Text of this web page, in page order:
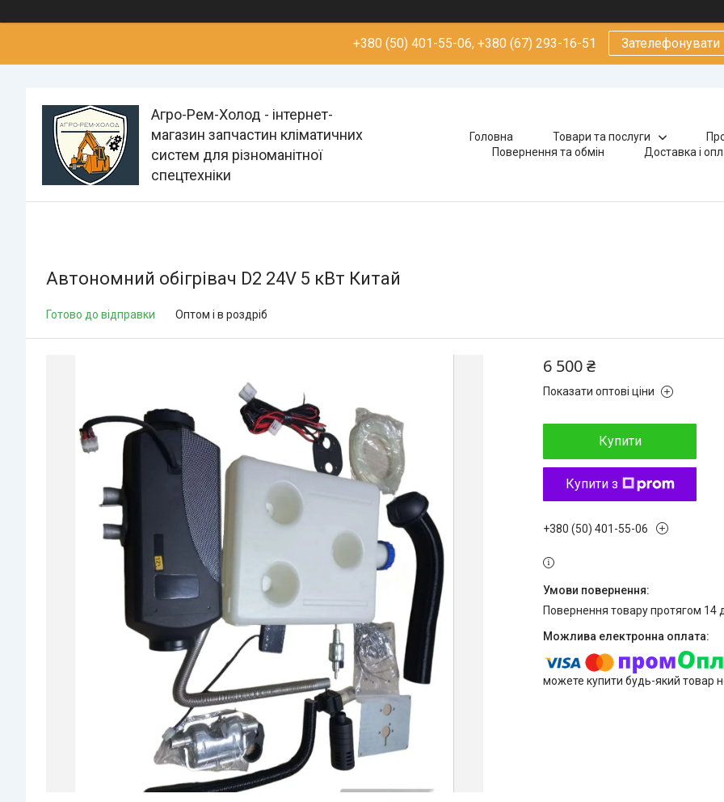
+380 (50) 401-55-06, +380 (67) 293-16-51 Зателефонувати
Агро-Рем-Холод - інтернет-
магазин запчастин кліматичних
систем для різноманітної
спецтехніки
Головна Товари та послуги
Повернення та обмін
Доставка і
Автономний обігрівач D2 24V 5 кВт Китай
Готово до відправки Оптом і в роздріб
6 500 ₴
Показати оптові ціни
Купити
Купити з
+380 (50) 401-55-06
повернення товару протягом 14
можете купити будь-який товар